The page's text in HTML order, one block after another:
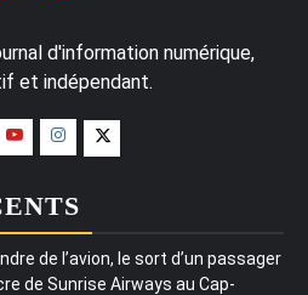
d'information numérique,
et indépendant.
de l’avion, le sort d’un passager
de Sunrise Airways au Cap-